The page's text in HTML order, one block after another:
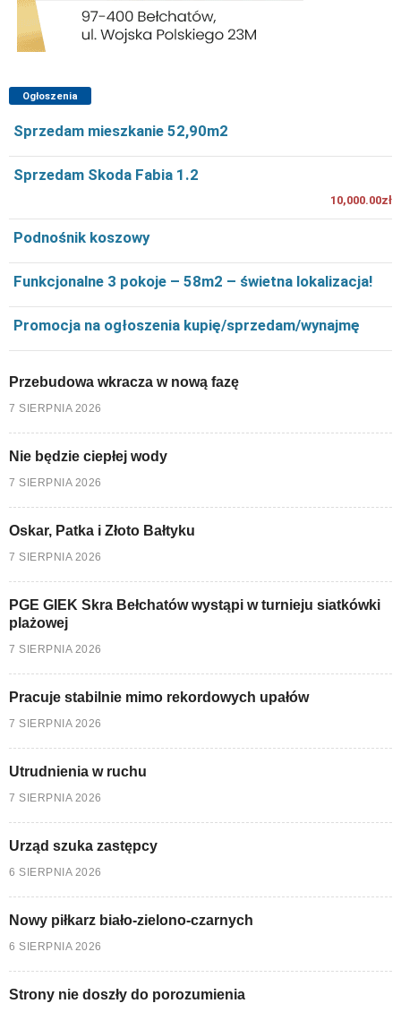
Ogłoszenia
Sprzedam mieszkanie 52,90m2
Sprzedam Skoda Fabia 1.2
10,000.00zł
Podnośnik koszowy
Funkcjonalne 3 pokoje – 58m2 – świetna lokalizacja!
Promocja na ogłoszenia kupię/sprzedam/wynajmę
Przebudowa wkracza w nową fazę
7 SIERPNIA 2026
Nie będzie ciepłej wody
7 SIERPNIA 2026
Oskar, Patka i Złoto Bałtyku
7 SIERPNIA 2026
PGE GIEK Skra Bełchatów wystąpi w turnieju siatkówki
plażowej
7 SIERPNIA 2026
Pracuje stabilnie mimo rekordowych upałów
7 SIERPNIA 2026
Utrudnienia w ruchu
7 SIERPNIA 2026
Urząd szuka zastępcy
6 SIERPNIA 2026
Nowy piłkarz biało-zielono-czarnych
6 SIERPNIA 2026
Strony nie doszły do porozumienia